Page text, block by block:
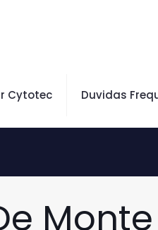
Cytotec Duvidas